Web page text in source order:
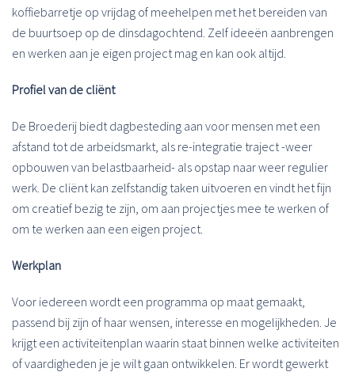
koffiebarretje op vrijdag of meehelpen met het bereiden van
de buurtsoep op de dinsdagochtend. Zelf ideeën aanbrengen
en werken aan je eigen project mag en kan ook altijd.
Profiel van de cliënt
De Broederij biedt dagbesteding aan voor mensen met een
afstand tot de arbeidsmarkt, als re-integratie traject -weer
opbouwen van belastbaarheid- als opstap naar weer regulier
werk. De cliënt kan zelfstandig taken uitvoeren en vindt het fijn
om creatief bezig te zijn, om aan projectjes mee te werken of
om te werken aan een eigen project.
Werkplan
Voor iedereen wordt een programma op maat gemaakt,
passend bij zijn of haar wensen, interesse en mogelijkheden. Je
krijgt een activiteitenplan waarin staat binnen welke activiteiten
of vaardigheden je je wilt gaan ontwikkelen. Er wordt gewerkt